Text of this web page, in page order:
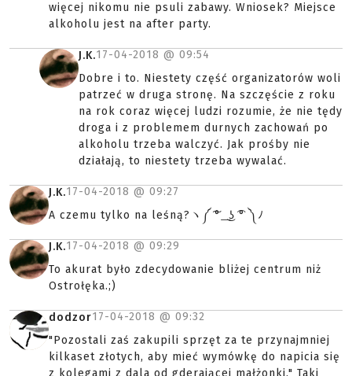
więcej nikomu nie psuli zabawy. Wniosek? Miejsce
alkoholu jest na after party.
J.K.17-04-2018 @ 09:54
Dobre i to. Niestety część organizatorów woli
patrzeć w druga stronę. Na szczęście z roku
na rok coraz więcej ludzi rozumie, że nie tędy
droga i z problemem durnych zachowań po
alkoholu trzeba walczyć. Jak prośby nie
działają, to niestety trzeba wywalać.
J.K.17-04-2018 @ 09:27
A czemu tylko na leśną?ヽ༼ ͠° ͟ ͜ʖ ͡° ༽ﾉ
J.K.17-04-2018 @ 09:29
To akurat było zdecydowanie bliżej centrum niż
Ostrołęka.;)
dodzor17-04-2018 @ 09:32
"Pozostali zaś zakupili sprzęt za te przynajmniej
kilkaset złotych, aby mieć wymówkę do napicia się